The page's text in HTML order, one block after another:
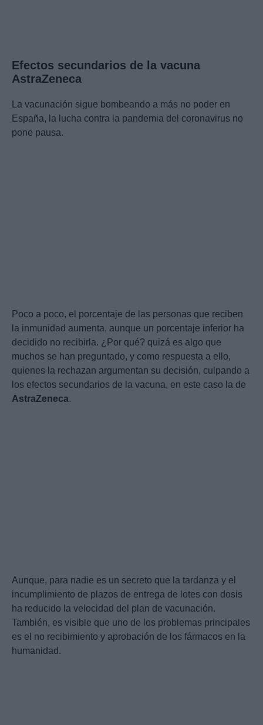
Efectos secundarios de la vacuna
AstraZeneca
La vacunación sigue bombeando a más no poder en
España, la lucha contra la pandemia del coronavirus no
pone pausa.
Poco a poco, el porcentaje de las personas que reciben
la inmunidad aumenta, aunque un porcentaje inferior ha
decidido no recibirla. ¿Por qué? quizá es algo que
muchos se han preguntado, y como respuesta a ello,
quienes la rechazan argumentan su decisión, culpando a
los efectos secundarios de la vacuna, en este caso la de
AstraZeneca.
Aunque, para nadie es un secreto que la tardanza y el
incumplimiento de plazos de entrega de lotes con dosis
ha reducido la velocidad del plan de vacunación.
También, es visible que uno de los problemas principales
es el no recibimiento y aprobación de los fármacos en la
humanidad.